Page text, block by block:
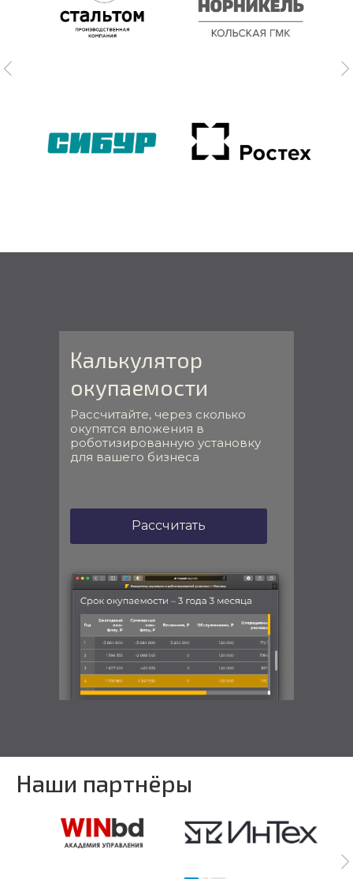
Рассчитайте, через сколько
окупятся вложения в
роботизированную установку
для вашего бизнеса
Рассчитать
Калькулятор
окупаемости
Наши партнёры